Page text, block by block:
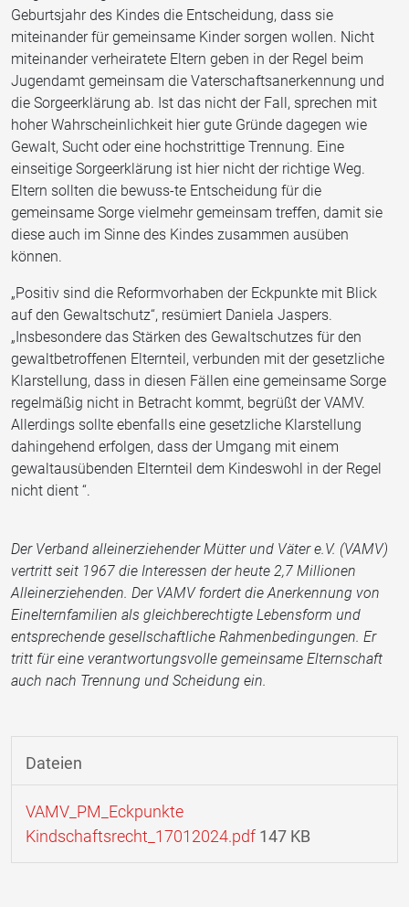
Geburtsjahr des Kindes die Entscheidung, dass sie
miteinander für gemeinsame Kinder sorgen wollen. Nicht
miteinander verheiratete Eltern geben in der Regel beim
Jugendamt gemeinsam die Vaterschaftsanerkennung und
die Sorgeerklärung ab. Ist das nicht der Fall, sprechen mit
hoher Wahrscheinlichkeit hier gute Gründe dagegen wie
Gewalt, Sucht oder eine hochstrittige Trennung. Eine
einseitige Sorgeerklärung ist hier nicht der richtige Weg.
Eltern sollten die bewuss-te Entscheidung für die
gemeinsame Sorge vielmehr gemeinsam treffen, damit sie
diese auch im Sinne des Kindes zusammen ausüben
können.
„Positiv sind die Reformvorhaben der Eckpunkte mit Blick
auf den Gewaltschutz“, resümiert Daniela Jaspers.
„Insbesondere das Stärken des Gewaltschutzes für den
gewaltbetroffenen Elternteil, verbunden mit der gesetzliche
Klarstellung, dass in diesen Fällen eine gemeinsame Sorge
regelmäßig nicht in Betracht kommt, begrüßt der VAMV.
Allerdings sollte ebenfalls eine gesetzliche Klarstellung
dahingehend erfolgen, dass der Umgang mit einem
gewaltausübenden Elternteil dem Kindeswohl in der Regel
nicht dient “.
Der Verband alleinerziehender Mütter und Väter e.V. (VAMV)
vertritt seit 1967 die Interessen der heute 2,7 Millionen
Alleinerziehenden. Der VAMV fordert die Anerkennung von
Einelternfamilien als gleichberechtigte Lebensform und
entsprechende gesellschaftliche Rahmenbedingungen. Er
tritt für eine verantwortungsvolle gemeinsame Elternschaft
auch nach Trennung und Scheidung ein.
Dateien
VAMV_PM_Eckpunkte
Kindschaftsrecht_17012024.pdf 147 KB